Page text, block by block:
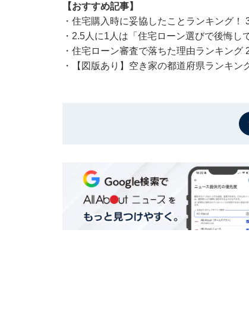
【おすすめ記事】
・住宅購入時に妥協したことランキング
・ 2.5人に1人は「住宅ローン選びで後悔し
・ 住宅ローン審査で落ちた理由ランキング
・
【図版あり】空き家の都道府県ランキン